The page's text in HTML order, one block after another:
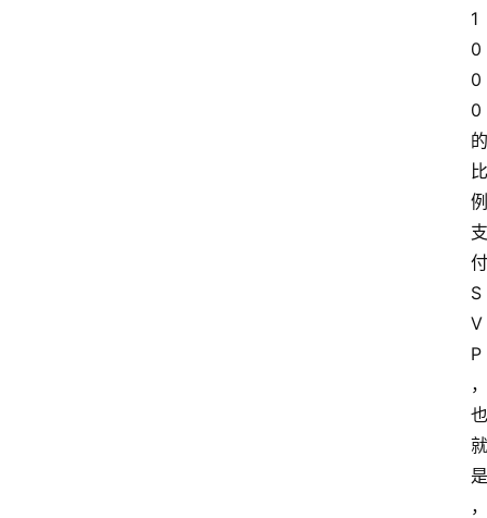
1
0
0
0
的
比
例
支
付
S
V
P
，
也
就
是
，